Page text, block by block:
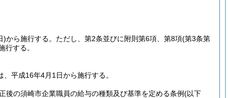
)から施行する。 ただし、第2条並びに附則第6項、第8項(第3条第
行する。
平成16年4月1日から施行する。
後の須崎市企業職員の給与の種類及び基準を定める条例(以下